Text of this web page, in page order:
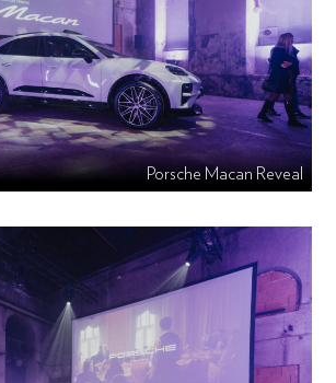
Porsche Macan Reveal